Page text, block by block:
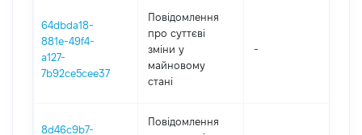
64dbda18-
881e-49f4-
a127-
7b92ce5cee37
Повідомлення
про суттєві
зміни y
майновому
стані
-
8d46c9b7-
Повідомлення